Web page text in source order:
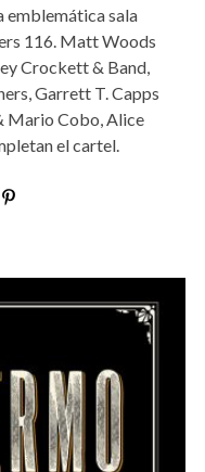
emblemática sala
116. Matt Woods
Crockett & Band,
Garrett T. Capps
Mario Cobo, Alice
el cartel.